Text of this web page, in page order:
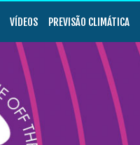
VÍDEOS PREVISÃO CLIMÁTICA